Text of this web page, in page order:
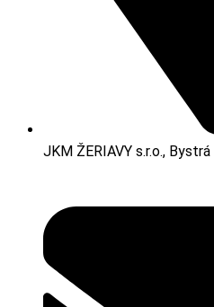
JKM ŽERIAVY s.r.o.,